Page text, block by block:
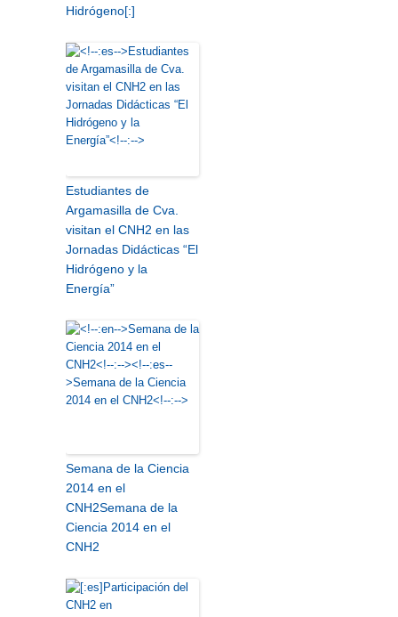
Hidrógeno[:]
Estudiantes de
Argamasilla de Cva.
visitan el CNH2 en las
Jornadas Didácticas “El
Hidrógeno y la
Energía”
Semana de la Ciencia
2014 en el
CNH2Semana de la
Ciencia 2014 en el
CNH2